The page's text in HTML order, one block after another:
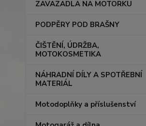
ZAVAZADLA NA MOTORKU
PODPĚRY POD BRAŠNY
ČIŠTĚNÍ, ÚDRŽBA,
MOTOKOSMETIKA
NÁHRADNÍ DÍLY A SPOTŘEBNÍ
MATERIÁL
Motodoplňky a příslušenství